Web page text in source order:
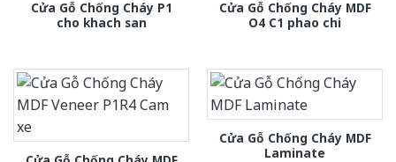
Cửa Gỗ Chống Cháy P1
cho khach san
Cửa Gỗ Chống Cháy MDF
O4 C1 phao chi
Cửa Gỗ Chống Cháy MDF
Laminate